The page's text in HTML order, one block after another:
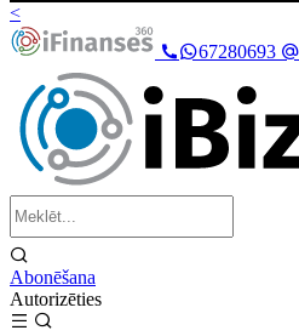
<
67280693
Abonēšana
Autorizēties